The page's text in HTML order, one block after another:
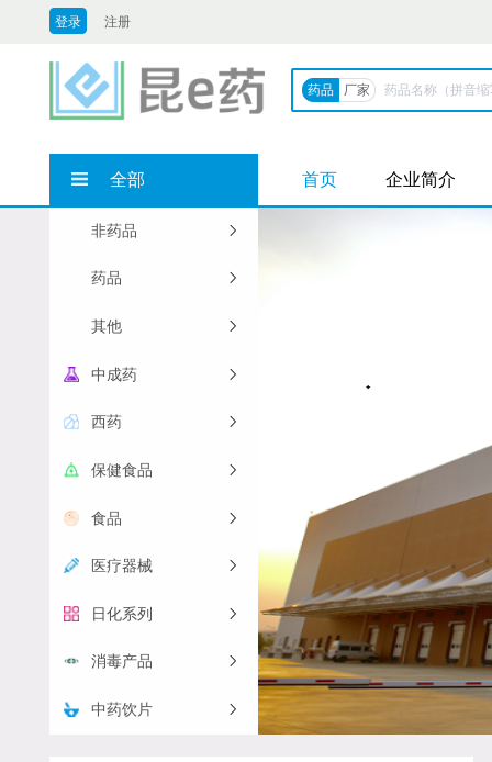
登录 注册
药品 厂家
全部
非药品
药品
其他
中成药
西药
保健食品
食品
医疗器械
日化系列
消毒产品
中药饮片
首页 企业简介